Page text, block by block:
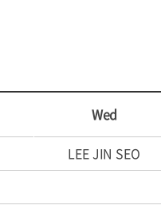
Wed
LEE JIN SEO